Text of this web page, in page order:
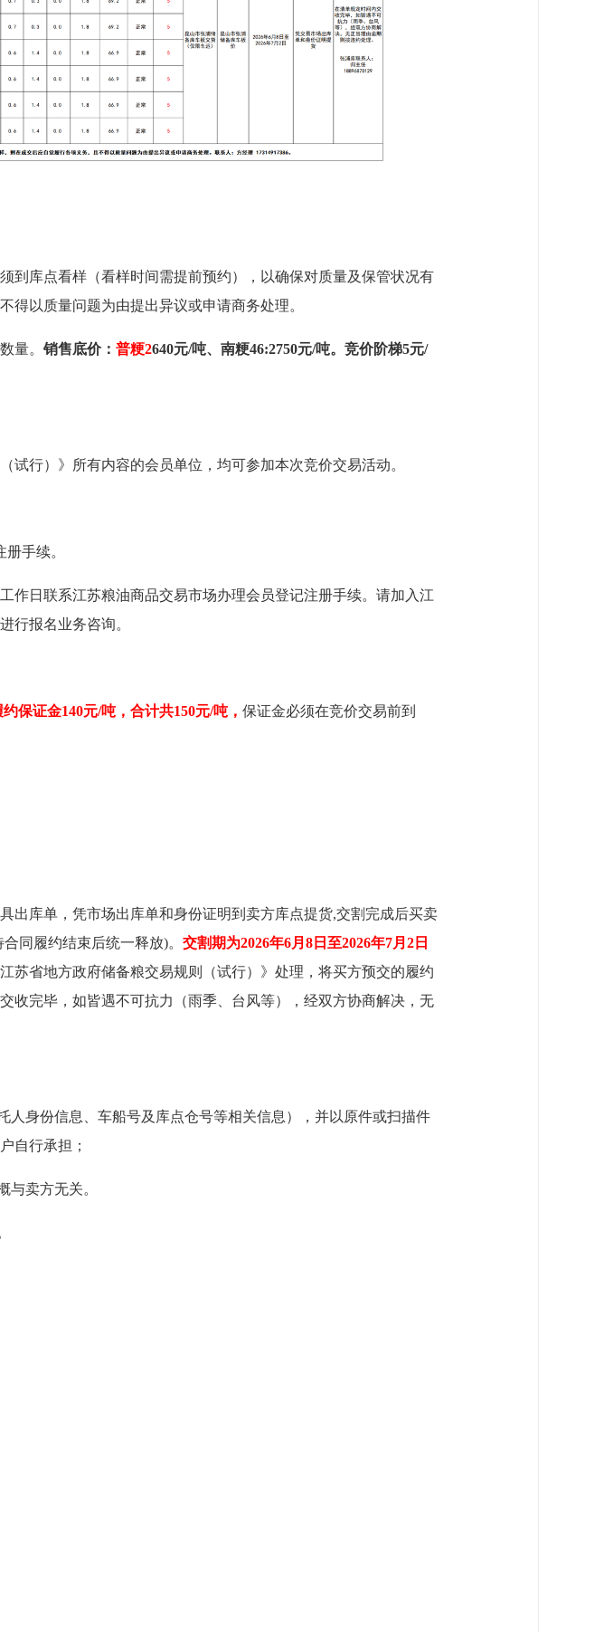
到库点看样（看样时间需提前预约），以确保对质量及保管状况有
得以质量问题为由提出异议或申请商务处理。
量。 销售底价： 普粳2640元/吨、南粳46:2750元/吨。 竞价阶梯5元/
行）》所有内容的会员单位，均可参加本次竞价交易活动。
手续。
作日联系江苏粮油商品交易市场办理会员登记注册手续。请加入江
行报名业务咨询。
保证金140元/吨，合计共150元/吨， 保证金必须在竞价交易前到
出库单，凭市场出库单和身份证明到卖方库点提货,交割完成后买卖
同履约结束后统一释放)。 交割期为2026年6月8日至2026年7月2日
苏省地方政府储备粮交易规则（试行）》处理，将买方预交的履约
收完毕，如皆遇不可抗力（雨季、台风等），经双方协商解决，无
身份信息、车船号及库点仓号等相关信息），并以原件或扫描件
自行承担；
卖方无关。